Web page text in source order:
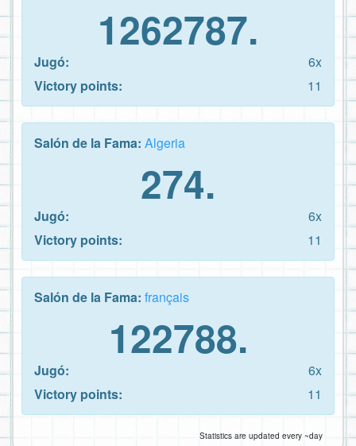
1262787.
Jugó:
6x
Victory points:
11
Salón de la Fama: Algeria
274.
Jugó:
6x
Victory points:
11
Salón de la Fama: français
122788.
Jugó:
6x
Victory points:
11
Statistics are updated every ~day